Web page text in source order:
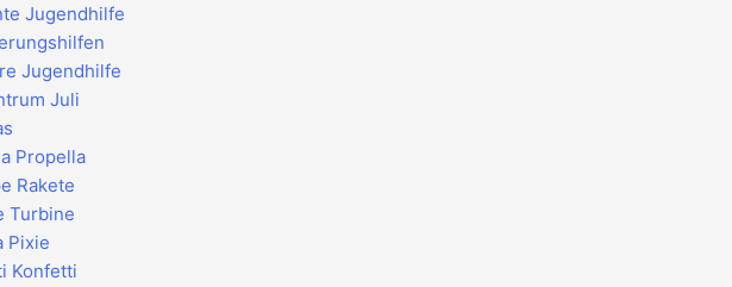
Jugendhilfe
Jugendhilfe
Juli
Propella
Rakete
Turbine
Pixie
Konfetti